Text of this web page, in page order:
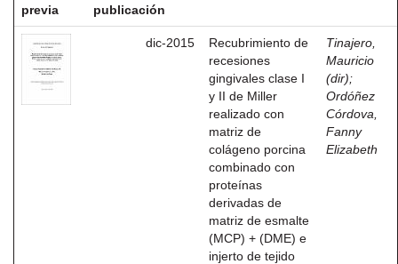
previa
publicación
dic-2015
Recubrimiento de
recesiones
gingivales clase I
y II de Miller
realizado con
matriz de
colágeno porcina
combinado con
proteínas
derivadas de
matriz de esmalte
(MCP) + (DME) e
injerto de tejido
Tinajero,
Mauricio
(dir);
Ordóñez
Córdova,
Fanny
Elizabeth